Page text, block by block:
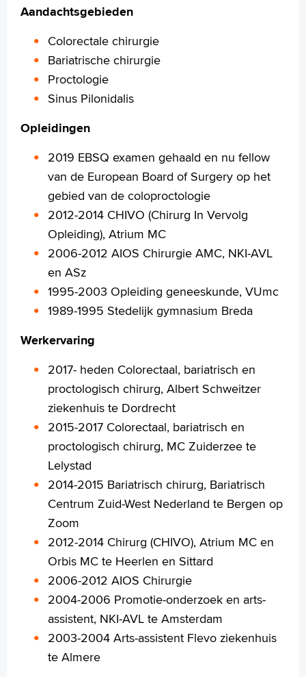
Homepage
Praktische informatie
Werken en leren
MijnASz
Verwijzers
Tekstgrootte A
English
Français
Polski
Türkçe
Arabisch
Aandachtsgebieden
Colorectale chirurgie
Bariatrische chirurgie
Proctologie
Sinus Pilonidalis
Opleidingen
2019 EBSQ examen gehaald en nu fellow
van de European Board of Surgery op het
gebied van de coloproctologie
2012-2014 CHIVO (Chirurg In Vervolg
Opleiding), Atrium MC
2006-2012 AIOS Chirurgie AMC, NKI-AVL
en ASz
1995-2003 Opleiding geneeskunde, VUmc
1989-1995 Stedelijk gymnasium Breda
Werkervaring
2017- heden Colorectaal, bariatrisch en
proctologisch chirurg, Albert Schweitzer
ziekenhuis te Dordrecht
2015-2017 Colorectaal, bariatrisch en
proctologisch chirurg, MC Zuiderzee te
Lelystad
2014-2015 Bariatrisch chirurg, Bariatrisch
Centrum Zuid-West Nederland te Bergen op
Zoom
2012-2014 Chirurg (CHIVO), Atrium MC en
Orbis MC te Heerlen en Sittard
2006-2012 AIOS Chirurgie
2004-2006 Promotie-onderzoek en arts-
assistent, NKI-AVL te Amsterdam
2003-2004 Arts-assistent Flevo ziekenhuis
te Almere